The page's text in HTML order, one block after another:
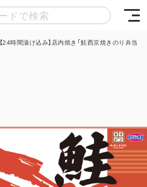
【24時間漬け込み】店内焼き「鮭西京焼きのり弁当」